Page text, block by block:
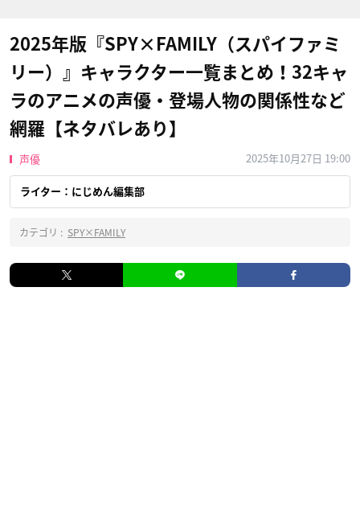
2025年版『SPY×FAMILY（スパイファミ
リー）』キャラクター一覧まとめ！32キャ
ラのアニメの声優・登場人物の関係性など
網羅【ネタバレあり】
声優 2025年10月27日 19:00
ライター：にじめん編集部
カテゴリ : SPY×FAMILY